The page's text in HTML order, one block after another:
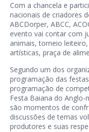
Com a chancela e
nacionais de criadores
ABCDorper, ABCC,
evento vai contar com
animais, torneio
artísticas, praça de
Segundo um dos
programação das
programação de
Festa Baiana do
são momentos de
discussões de temas
produtores e suas